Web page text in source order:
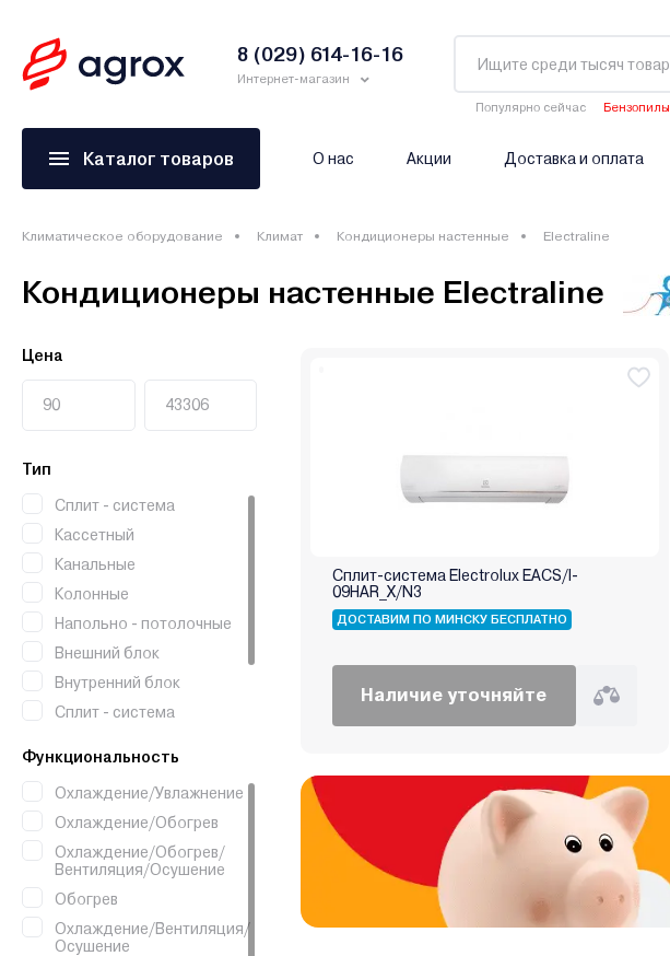
8 (029) 614-16-16
Интернет-магазин
Популярно сейчас Бензопилы
Каталог товаров О нас Акции Доставка и оплата
Климатическое оборудование Климат Кондиционеры настенные Electraline
Кондиционеры настенные Electraline
Цена
Тип
Сплит - система
Кассетный
Канальные
Колонные
Напольно - потолочные
Внешний блок
Внутренний блок
Сплит - система
Оконный
Распределительный блок
Функциональность
Охлаждение/Увлажнение
Охлаждение/Обогрев
Охлаждение/Обогрев/
Вентиляция/Осушение
Обогрев
Охлаждение/Вентиляция/
Осушение
Сплит-система Electrolux EACS/I-
09HAR_X/N3
ДОСТАВИМ ПО МИНСКУ БЕСПЛАТНО
Наличие уточняйте